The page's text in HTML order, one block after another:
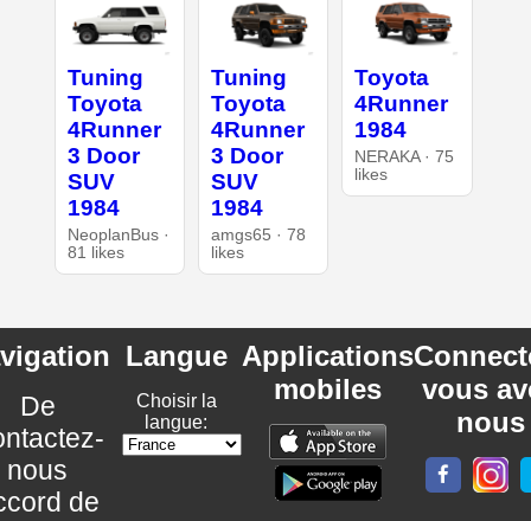
Tuning
Toyota
4Runner
3 Door
SUV
1984
NeoplanBus ·
81 likes
Tuning
Toyota
4Runner
3 Door
SUV
1984
amgs65 · 78
likes
Toyota
4Runner
1984
NERAKA · 75
likes
De
nous
de
Langue
Choisir la
langue:
Applications
mobiles
vous
nous